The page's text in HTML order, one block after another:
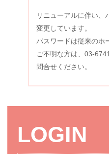
リニューアルに伴い、
変更しています。
パスワードは従来のホ
ご不明な方は、03-
問合せください。
LOGIN